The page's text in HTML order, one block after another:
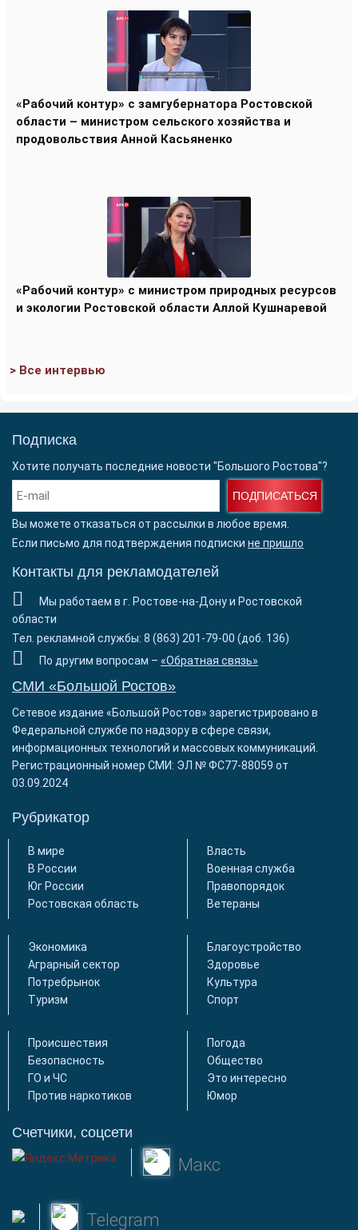
«Рабочий контур» с замгубернатора Ростовской
области – министром сельского хозяйства и
продовольствия Анной Касьяненко
«Рабочий контур» с министром природных ресурсов
и экологии Ростовской области Аллой Кушнаревой
> Все интервью
Подписка
Хотите получать последние новости "Большого Ростова"?
ПОДПИСАТЬСЯ
Вы можете отказаться от рассылки в любое время.
Если письмо для подтверждения подписки не пришло
Контакты для рекламодателей
Мы работаем в г. Ростове-на-Дону и Ростовской
области
Тел. рекламной службы: 8 (863) 201-79-00 (доб. 136)
По другим вопросам – «Обратная связь»
СМИ «Большой Ростов»
Сетевое издание «Большой Ростов» зарегистрировано в
Федеральной службе по надзору в сфере связи,
информационных технологий и массовых коммуникаций.
Регистрационный номер СМИ: ЭЛ № ФС77-88059 от
03.09.2024
Рубрикатор
В мире
В России
Юг России
Ростовская область
Власть
Военная служба
Правопорядок
Ветераны
Экономика
Аграрный сектор
Потребрынок
Туризм
Благоустройство
Здоровье
Культура
Спорт
Происшествия
Безопасность
ГО и ЧС
Против наркотиков
Погода
Общество
Это интересно
Юмор
Счетчики, соцсети
Макс
Telegram